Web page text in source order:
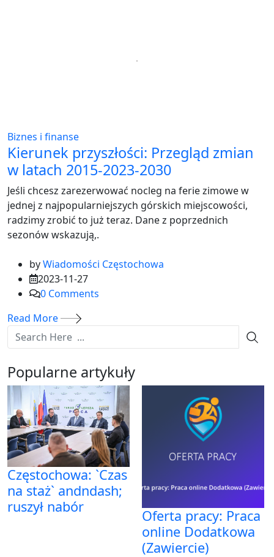
Biznes i finanse
Kierunek przyszłości: Przegląd zmian
w latach 2015-2023-2030
Jeśli chcesz zarezerwować nocleg na ferie zimowe w
jednej z najpopularniejszych górskich miejscowości,
radzimy zrobić to już teraz. Dane z poprzednich
sezonów wskazują,.
byWiadomości Częstochowa
2023-11-27
0 Comments
Read More
Popularne artykuły
Częstochowa: `Czas
na staż` andndash;
ruszył nabór
Oferta pracy: Praca
online Dodatkowa
(Zawiercie)